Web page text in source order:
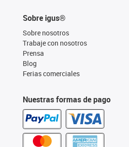
Sobre igus®
Sobre nosotros
Trabaje con nosotros
Prensa
Blog
Ferias comerciales
Nuestras formas de pago